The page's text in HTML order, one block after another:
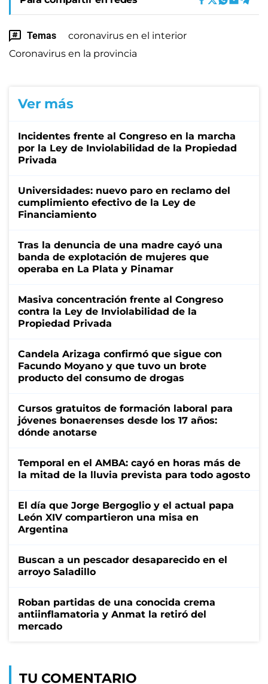
Temas
coronavirus en el interior
Coronavirus en la provincia
Ver más
Incidentes frente al Congreso en la marcha
por la Ley de Inviolabilidad de la Propiedad
Privada
Universidades: nuevo paro en reclamo del
cumplimiento efectivo de la Ley de
Financiamiento
Tras la denuncia de una madre cayó una
banda de explotación de mujeres que
operaba en La Plata y Pinamar
Masiva concentración frente al Congreso
contra la Ley de Inviolabilidad de la
Propiedad Privada
Candela Arizaga confirmó que sigue con
Facundo Moyano y que tuvo un brote
producto del consumo de drogas
Cursos gratuitos de formación laboral para
jóvenes bonaerenses desde los 17 años:
dónde anotarse
Temporal en el AMBA: cayó en horas más de
la mitad de la lluvia prevista para todo agosto
El día que Jorge Bergoglio y el actual papa
León XIV compartieron una misa en
Argentina
Buscan a un pescador desaparecido en el
arroyo Saladillo
Roban partidas de una conocida crema
antiinflamatoria y Anmat la retiró del
mercado
TU COMENTARIO